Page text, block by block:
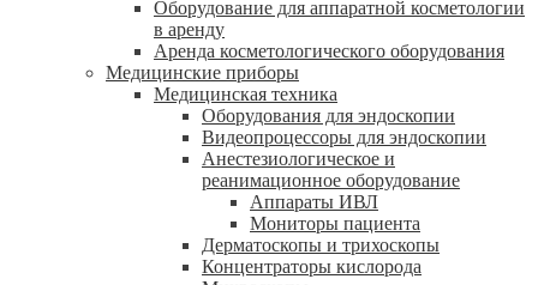
Оборудование для аппаратной косметологии
в аренду
Аренда косметологического оборудования
Медицинские приборы
Медицинская техника
Оборудования для эндоскопии
Видеопроцессоры для эндоскопии
Анестезиологическое и
реанимационное оборудование
Аппараты ИВЛ
Мониторы пациента
Дерматоскопы и трихоскопы
Концентраторы кислорода